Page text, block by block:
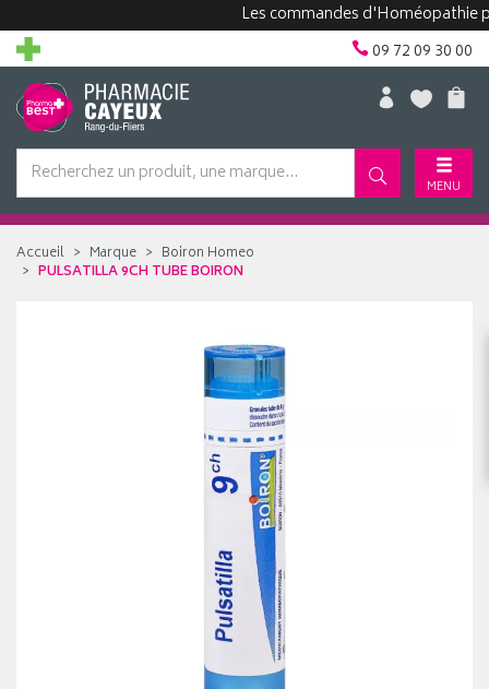
Les commandes d'Homéopathie
09 72 09 30 00
MENU
Accueil Marque
Boiron Homeo
PULSATILLA 9CH TUBE BOIRON